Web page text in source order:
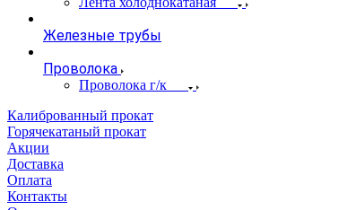
Железные трубы
Проволока
Проволока г/к
Калиброванный прокат
Горячекатаный прокат
Акции
Доставка
Оплата
Контакты